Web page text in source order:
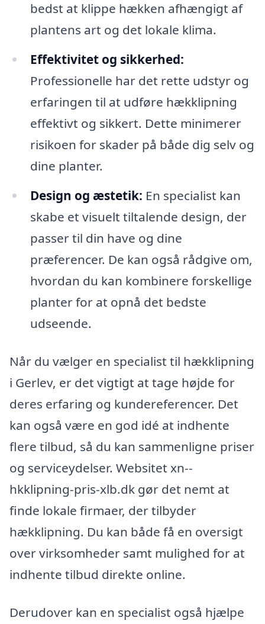
bedst at klippe hækken afhængigt af
plantens art og det lokale klima.
Effektivitet og sikkerhed:
Professionelle har det rette udstyr og
erfaringen til at udføre hækklipning
effektivt og sikkert. Dette minimerer
risikoen for skader på både dig selv og
dine planter.
Design og æstetik: En specialist kan
skabe et visuelt tiltalende design, der
passer til din have og dine
præferencer. De kan også rådgive om,
hvordan du kan kombinere forskellige
planter for at opnå det bedste
udseende.
Når du vælger en specialist til hækklipning
i Gerlev, er det vigtigt at tage højde for
deres erfaring og kundereferencer. Det
kan også være en god idé at indhente
flere tilbud, så du kan sammenligne priser
og serviceydelser. Websitet xn--
hkklipning-pris-xlb.dk gør det nemt at
finde lokale firmaer, der tilbyder
hækklipning. Du kan både få en oversigt
over virksomheder samt mulighed for at
indhente tilbud direkte online.
Derudover kan en specialist også hjælpe